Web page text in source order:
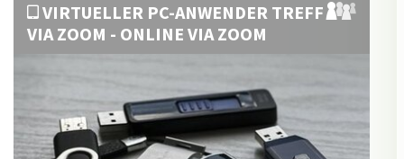
VIRTUELLER PC-ANWENDER TREFF
VIA ZOOM - ONLINE VIA ZOOM